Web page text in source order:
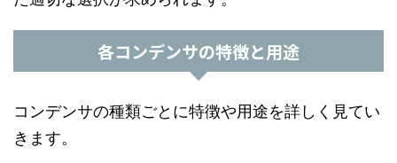
各コンデンサの特徴と用途
コンデンサの種類ごとに特徴や用途を詳しく見てい
きます。